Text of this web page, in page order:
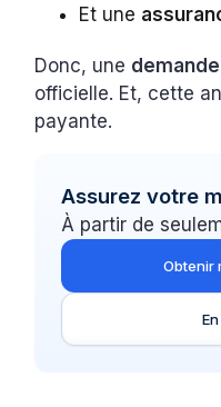
Et une
Donc, une
officielle. Et, cette
payante.
Assurez votre
À partir de
Obtenir